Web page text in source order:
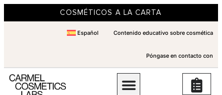
COSMÉTICOS A LA CARTA
Español Contenido educativo sobre cosmética
Póngase en contacto con